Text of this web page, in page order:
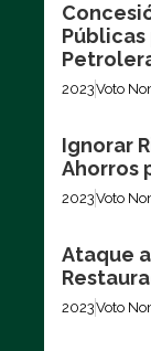
2023Voto
Ignorar
Ahorros
2023Voto
Ataque
2023Voto